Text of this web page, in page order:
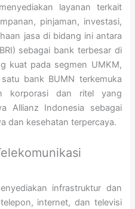
layanan terkait
pinjaman, investasi,
jasa di bidang ini antara
sebagai bank terbesar di
kuat pada segmen UMKM,
bank BUMN terkemuka
korporasi dan ritel yang
Allianz Indonesia sebagai
dan kesehatan terpercaya.
infrastruktur dan
internet, dan televisi